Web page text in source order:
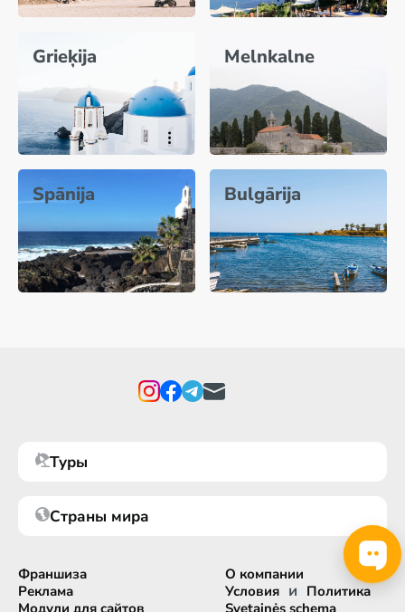
Grieķija Melnkalne
Spānija Bulgārija
Туры
Страны мира
Франшиза
Реклама
Модули для сайтов
О компании
Условия и Политика
Svetainės schema